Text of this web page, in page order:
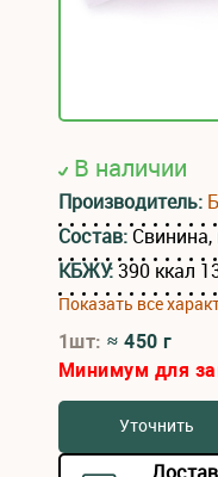
В наличии
Производитель:
Состав: Свинина,
КБЖУ:390 ккал
Показать все
1шт:≈ 450 г
Минимум для
Уточнить